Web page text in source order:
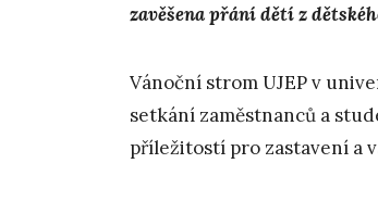
zavěšena přání dětí z
Vánoční strom UJEP v
setkání zaměstnanců a
příležitostí pro zastavení a